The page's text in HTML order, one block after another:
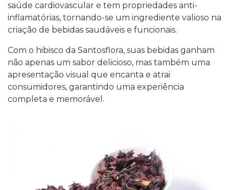
saúde cardiovascular e tem propriedades anti-
inflamatórias, tornando-se um ingrediente valioso na
criação de bebidas saudáveis e funcionais.
Com o hibisco da Santosflora, suas bebidas ganham
não apenas um sabor delicioso, mas também uma
apresentação visual que encanta e atrai
consumidores, garantindo uma experiência
completa e memorável.